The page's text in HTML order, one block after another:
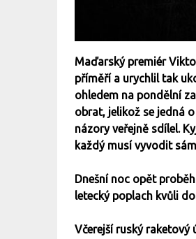
Maďarský premiér
příměří a urychlil tak
ohledem na pondělní
obrat, jelikož se jedná
názory veřejně sdílel.
každý musí vyvodit
Dnešní noc opět
letecký poplach kvůli
Včerejší ruský raketový